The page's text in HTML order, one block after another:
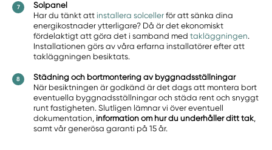
Solpanel
Har du tänkt attinstallera solceller för att sänka dina
energikostnader ytterligare? Då är det ekonomiskt
fördelaktigt att göra det i samband medtakläggningen.
Installationen görs av våra erfarna installatörer efter att
takläggningen besiktats.
Städning och bortmontering av byggnadsställningar
När besiktningen är godkänd är det dags att montera bort
eventuella byggnadsställningar och städa rent och snyggt
runt fastigheten. Slutligen lämnar vi över eventuell
dokumentation, information om hur du underhåller ditt tak,
samt vår generösa garanti på 15 år.